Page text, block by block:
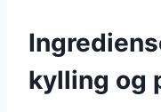
kylling og